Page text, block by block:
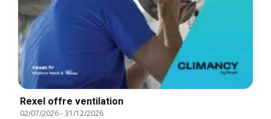
Rexel offre ventilation
02/07/2026-31/12/2026